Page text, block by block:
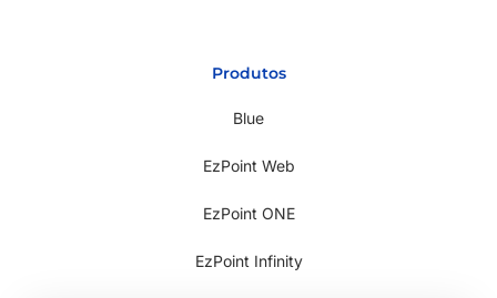
Produtos
Blue
EzPoint Web
EzPoint ONE
EzPoint Infinity